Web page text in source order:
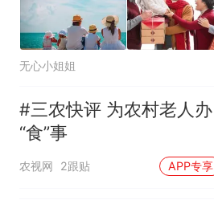
无心小姐姐
#三农快评 为农村老人办
“食”事
农视网 2跟贴 APP专享